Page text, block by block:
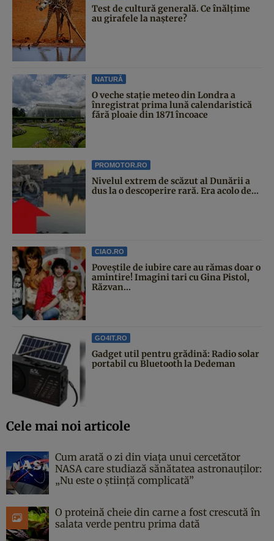
Test de cultură generală. Ce înălțime
au girafele la naștere?
NATURĂ
O veche stație meteo din Londra a
înregistrat prima lună calendaristică
fără ploaie din 1871 încoace
PROMOTOR.RO
Nivelul extrem de scăzut al Dunării a
dus la o descoperire rară. Era acolo de...
CIAO.RO
Poveştile de iubire care au rămas doar o
amintire! Imagini tari cu Gina Pistol,
Răzvan...
GO4IT.RO
Gadget util pentru grădină: Radio solar
portabil cu Bluetooth la Dedeman
Cele mai noi articole
Cum arată o zi din viața unui cercetător
NASA care studiază sănătatea astronauților:
„Nu este o știință complicată”
O proteină cheie din carne a fost crescută în
salata verde pentru prima dată